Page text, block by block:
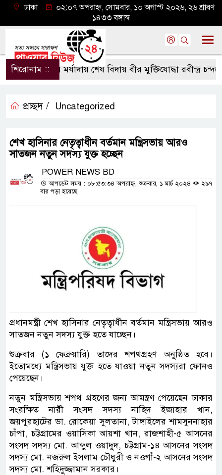
ঢাকা
০২:০৭ অপরাহ্ন, সোমবার, ১০ অগাস্ট ২০২৬, ২৬ শ্রাবণ
১৪৩৩ বঙ্গাব্দ
শিরোনাম ::রাষ্ট্রীয় মর্যাদায় শেষ বিদায় বীর মুক্তিযোদ্ধা রবীন্দ্র চন্দকে
প্রচ্ছদ / Uncategorized
শেখ হাসিনার নেতৃত্বাধীন বর্তমান মন্ত্রিসভায় আরও
সাতজন নতুন সদস্য যুক্ত হচ্ছেন
POWER NEWS BD
আপডেট সময় : ০৮:৫৩:৩৪ অপরাহ্ন, শুক্রবার, ১ মার্চ ২০২৪
২৯৭
বার পড়া হয়েছে
প্রধানমন্ত্রী শেখ হাসিনার নেতৃত্বাধীন বর্তমান মন্ত্রিসভায় আরও
সাতজন নতুন সদস্য যুক্ত হতে যাচ্ছেন।
শুক্রবার (১ ফেব্রুয়ারি) তাদের শপথগ্রহণ অনুষ্ঠিত হবে।
ইতোমধ্যে মন্ত্রিসভায় যুক্ত হতে যাওয়া নতুন সদস্যরা ফোনও
পেয়েছেন।
নতুন মন্ত্রিসভায় শপথ গ্রহণের জন্য আমন্ত্রণ পেয়েছেন ঢাকার
সংরক্ষিত নারী সংসদ সদস্য নাহিদ ইজাহার খান,
জয়পুরহাটের ডা. রোকেয়া সুলতানা, টাঙ্গাইলের শামসুননাহার
চাঁপা, চট্টগ্রামের ওয়াসিকা আয়শা খান, রাজশাহী-৫ আসনের
সংসদ সদস্য মো. আব্দুল ওয়াদুদ, চট্টগ্রাম-১৪ আসনের সংসদ
সদস্য মো. নজরুল ইসলাম চৌধুরী ও নওগাঁ-২ আসনের সংসদ
সদস্য মো. শহিদুজ্জামান সরকার।